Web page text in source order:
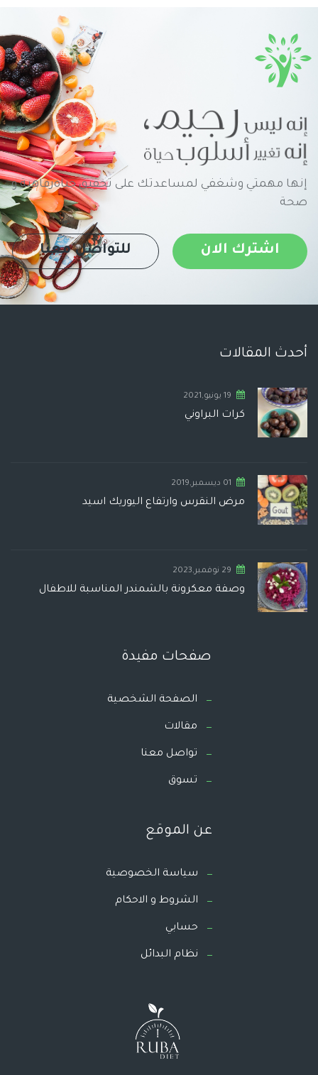
إنها مهمتي وشغفي لمساعدتك على تحقيق حياةرفاهية و
صحة
اشترك الان للتواصل معنا
أحدث المقالات
19 يونيو,2021
كرات البراوني
01 ديسمبر,2019
مرض النقرس وارتفاع اليوريك اسيد
29 نوفمبر,2023
وصفة معكرونة بالشمندر المناسبة للاطفال
صفحات مفيدة
الصفحة الشخصية
مقالات
تواصل معنا
تسوق
عن الموقع
سياسة الخصوصية
الشروط و الاحكام
حسابي
نظام البدائل